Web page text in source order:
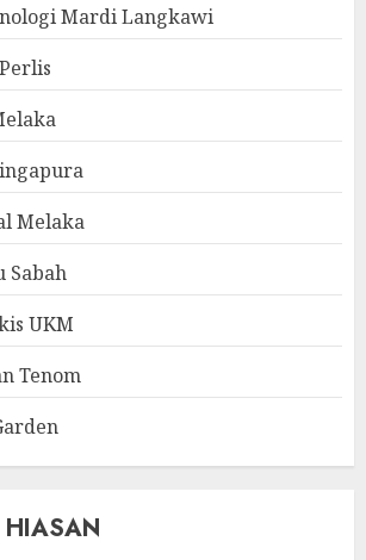
Mardi Langkawi
Melaka
Sabah
UKM
Tenom